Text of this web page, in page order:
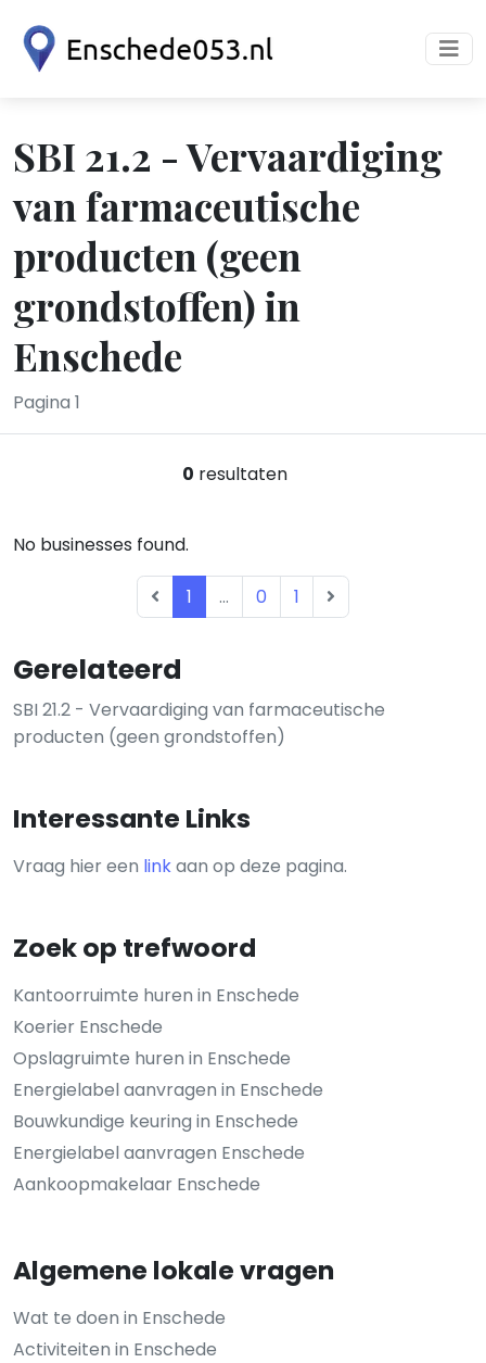
SBI 21.2 - Vervaardiging
van farmaceutische
producten (geen
grondstoffen) in
Enschede
Pagina 1
Gerelateerd
SBI 21.2 - Vervaardiging van farmaceutische
producten (geen grondstoffen)
Interessante Links
Vraag hier een linkaan op deze pagina.
Zoek op trefwoord
Kantoorruimte huren in Enschede
Koerier Enschede
Opslagruimte huren in Enschede
Energielabel aanvragen in Enschede
Bouwkundige keuring in Enschede
Energielabel aanvragen Enschede
Aankoopmakelaar Enschede
Algemene lokale vragen
Wat te doen in Enschede
Activiteiten in Enschede
0 resultaten
No businesses found.
1 ... 0 1